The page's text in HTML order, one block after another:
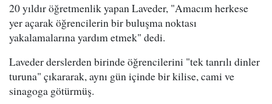
20 yıldır öğretmenlik yapan Laveder, "Amacım herkese
yer açarak öğrencilerin bir buluşma noktası
yakalamalarına yardım etmek" dedi.
Laveder derslerden birinde öğrencilerini "tek tanrılı dinler
turuna" çıkararak, aynı gün içinde bir kilise, cami ve
sinagoga götürmüş.